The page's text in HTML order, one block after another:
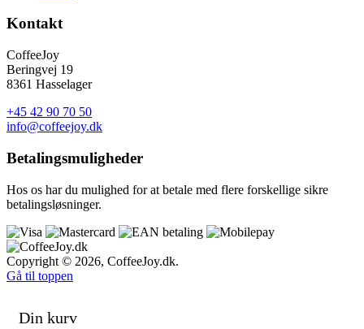
Kontakt
CoffeeJoy
Beringvej 19
8361 Hasselager
+45 42 90 70 50
info@coffeejoy.dk
Betalingsmuligheder
Hos os har du mulighed for at betale med flere forskellige sikre
betalingsløsninger.
Copyright © 2026, CoffeeJoy.dk.
Gå til toppen
Din kurv